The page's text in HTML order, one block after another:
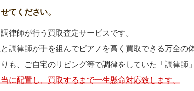
てください。
律師が行う買取査定サービスです。
調律師が手を組んでピアノを高く買取できる万全の
も、ご自宅のリビング等で調律をしていた「調律師
に配置し、買取するまで一生懸命対応致します。